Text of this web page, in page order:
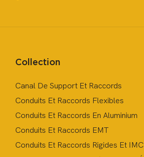
Collection
Canal De Support Et Raccords
Conduits Et Raccords Flexibles
Conduits Et Raccords En Aluminium
Conduits Et Raccords EMT
Conduits Et Raccords Rigides Et IMC